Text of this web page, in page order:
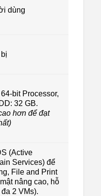
dùng
bit Processor,
32 GB.
hơn để đạt
(Active
Services) để
File and Print
nâng cao, hỗ
2 VMs).